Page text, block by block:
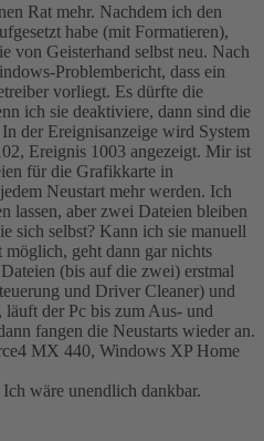
Rat mehr. Nachdem ich den
habe (mit Formatieren),
von Geisterhand selbst neu. Nach
Problembericht, dass ein
vorliegt. Es dürfte die
ich sie deaktiviere, dann sind die
der Ereignisanzeige wird System
Ereignis 1003 angezeigt. Mir ist
für die Grafikkarte in
Neustart mehr werden. Ich
lassen, aber zwei Dateien bleiben
sich selbst? Kann ich sie manuell
möglich, geht dann gar nichts
(bis auf die zwei) erstmal
und Driver Cleaner) und
der Pc bis zum Aus- und
fangen die Neustarts wieder an.
MX 440, Windows XP Home
wäre unendlich dankbar.